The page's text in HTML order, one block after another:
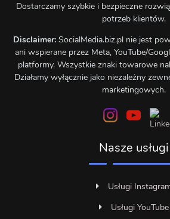
Dostarczamy szybkie i bezpieczne
potrzeb klientów.
Disclaimer: SocialMedia.biz.pl nie jest
ani wspierane przez Meta, YouTube/
platformy. Wszystkie znaki towarowe
Działamy wyłącznie jako niezależny
marketingowych.
Nasze usługi
Usługi
Usługi YouTube